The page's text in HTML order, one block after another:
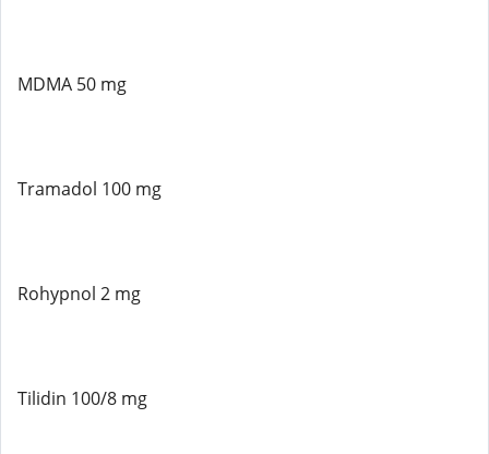
MDMA 50 mg
Tramadol 100 mg
Rohypnol 2 mg
Tilidin 100/8 mg